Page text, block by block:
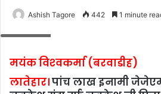
Ashish Tagore 442 1 minute
मयंक विश्‍वकर्मा (बरवाडीह)
लातेहार।पांच लाख इनामी